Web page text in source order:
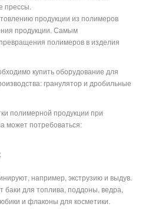
прессы.
продукции из полимеров
продукции. Самым
полимеров в изделия
купить оборудование для
гранулятор и дробильные
полимерной продукции при
может потребоваться:
например, экструзию и выдув.
баки для топлива, поддоны, ведра,
и флаконы для косметики.